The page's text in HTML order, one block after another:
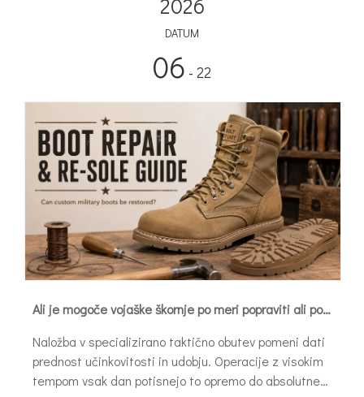
2026
DATUM
06 - 22
Ali je mogoče vojaške škornje po meri popraviti ali popraviti?
Naložba v specializirano taktično obutev pomeni dati
prednost učinkovitosti in udobju. Operacije z visokim
tempom vsak dan potisnejo to opremo do absolutne